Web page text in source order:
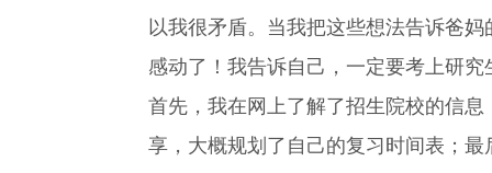
以我很矛盾。当我把这些想法告诉爸
感动了！我告诉自己，一定要考上研
首先，我在网上了解了招生院校的信
享，大概规划了自己的复习时间表；